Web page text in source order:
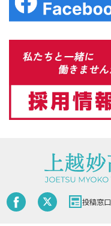
投稿窓口